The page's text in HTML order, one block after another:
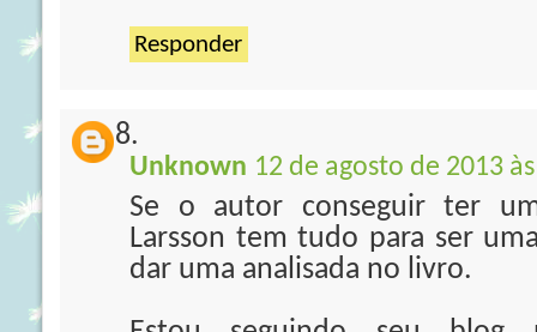
Responder
Unknown 12 de agosto de 2013
Se o autor conseguir ter
Larsson tem tudo para ser
dar uma analisada no livro.